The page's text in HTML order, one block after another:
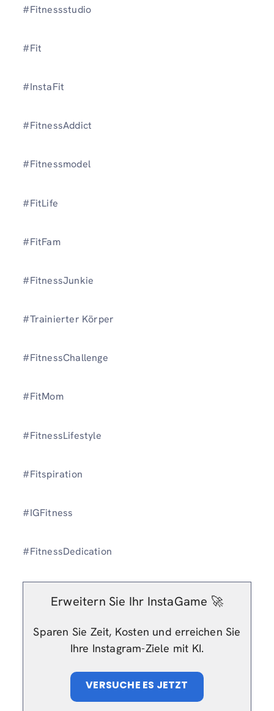
#Fitnessstudio
#Fit
#InstaFit
#FitnessAddict
#Fitnessmodel
#FitLife
#FitFam
#FitnessJunkie
#Trainierter Körper
#FitnessChallenge
#FitMom
#FitnessLifestyle
#Fitspiration
#IGFitness
#FitnessDedication
Erweitern Sie Ihr InstaGame 🚀
Sparen Sie Zeit, Kosten und erreichen Sie
Ihre Instagram-Ziele mit KI.
VERSUCHE ES JETZT